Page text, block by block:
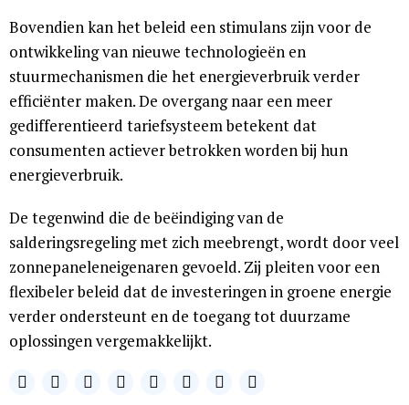
Bovendien kan het beleid een stimulans zijn voor de
ontwikkeling van nieuwe technologieën en
stuurmechanismen die het energieverbruik verder
efficiënter maken. De overgang naar een meer
gedifferentieerd tariefsysteem betekent dat
consumenten actiever betrokken worden bij hun
energieverbruik.
De tegenwind die de beëindiging van de
salderingsregeling met zich meebrengt, wordt door veel
zonnepaneleneigenaren gevoeld. Zij pleiten voor een
flexibeler beleid dat de investeringen in groene energie
verder ondersteunt en de toegang tot duurzame
oplossingen vergemakkelijkt.